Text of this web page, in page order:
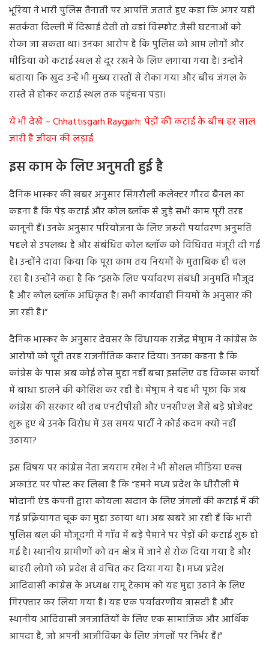
भूरिया ने भारी पुलिस तैनाती पर आपत्ति जताते हुए कहा कि अगर यही
सतर्कता दिल्ली में दिखाई देती तो वहां विस्फोट जैसी घटनाओं को
रोका जा सकता था। उनका आरोप है कि पुलिस को आम लोगों और
मीडिया को कटाई स्थल से दूर रखने के लिए लगाया गया है। उन्होंने
बताया कि खुद उन्हें भी मुख्य रास्तों से रोका गया और बीच जंगल के
रास्ते से होकर कटाई स्थल तक पहुंचना पड़ा।
ये भी देखें – Chhattisgarh Raygarh: पेड़ों की कटाई के बीच हर साल
जारी है जीवन की लड़ाई
इस काम के लिए अनुमती हुई है
दैनिक भास्कर की खबर अनुसार सिंगरौली कलेक्टर गौरव बैनल का
कहना है कि पेड़ कटाई और कोल ब्लॉक से जुड़े सभी काम पूरी तरह
कानूनी हैं। उनके अनुसार परियोजना के लिए जरूरी पर्यावरण अनुमति
पहले से उपलब्ध है और संबंधित कोल ब्लॉक को विधिवत मंजूरी दी गई
है। उन्होंने दावा किया कि पूरा काम तय नियमों केमुताबिक ही चल
रहा है। उन्होंने कहा है कि“इसके लिए पर्यावरण संबंधी अनुमति मौजूद
है और कोल ब्लॉक अधिकृत है। सभी कार्यवाही नियमों के अनुसार की
जा रही है।”
दैनिक भास्कर के अनुसार देवसर के विधायक राजेंद्र मेष्राम ने कांग्रेस के
आरोपों को पूरी तरह राजनीतिक करार दिया। उनका कहना है कि
कांग्रेस के पास अब कोई ठोस मुद्दा नहीं बचा इसलिए वह विकास कार्यों
में बाधा डालने की कोशिश कर रही है। मेष्राम ने यह भी पूछा कि जब
कांग्रेस की सरकार थी तब एनटीपीसी और एनसीएल जैसे बड़े प्रोजेक्ट
शुरू हुए थे उनके विरोध में उस समय पार्टी ने कोई कदम क्यों नहीं
उठाया?
इस विषय पर कांग्रेस नेता जयराम रमेश ने भी सोशल मीडिया एक्स
अकाउंट पर पोस्ट कर लिखा है कि “हमने मध्य प्रदेश के धीरौली में
मोदानी एंड कंपनी द्वारा कोयला खदान के लिए जंगलों की कटाई में की
गई प्रक्रियागत चूक का मुद्दा उठाया था। अब खबरें आ रही हैं कि भारी
पुलिस बल की मौजूदगी में गाँव में बड़े पैमाने पर पेड़ों की कटाई शुरू हो
गई है। स्थानीय ग्रामीणों को वन क्षेत्र में जाने से रोक दिया गया है और
बाहरी लोगों को प्रवेश से वंचित कर दिया गया है। मध्य प्रदेश
आदिवासी कांग्रेस के अध्यक्ष रामू टेकाम को यह मुद्दा उठाने के लिए
गिरफ्तार कर लिया गया है। यह एक पर्यावरणीय त्रासदी है और
स्थानीय आदिवासी जनजातियों के लिए एक सामाजिक और आर्थिक
आपदा है, जो अपनी आजीविका के लिए जंगलों पर निर्भर हैं।”